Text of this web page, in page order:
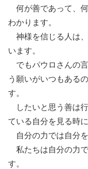
何が善であって、
わかります。
神様を信じる人は
います。
でもパウロさんの
う願いがいつもある
す。
したいと思う善は
ている自分を見る時
自分の力では自分を
私たちは自分の力
す。